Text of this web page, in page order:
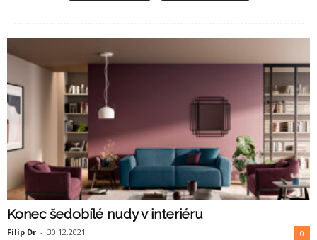
Konec šedobílé nudy v interiéru
Filip Dr - 30.12.2021 0